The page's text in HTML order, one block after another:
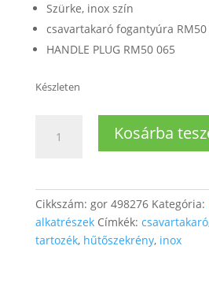
Szürke, inox szín
csavartakaró fogantyúra RM50
HANDLE PLUG RM50 065
Készleten
ajtófogantyúhoz
színű
mennyiség
Kosárba
Cikkszám: gor 498276 Kategória:
alkatrészek Címkék: csavartakaró
tartozék, hűtőszekrény, inox